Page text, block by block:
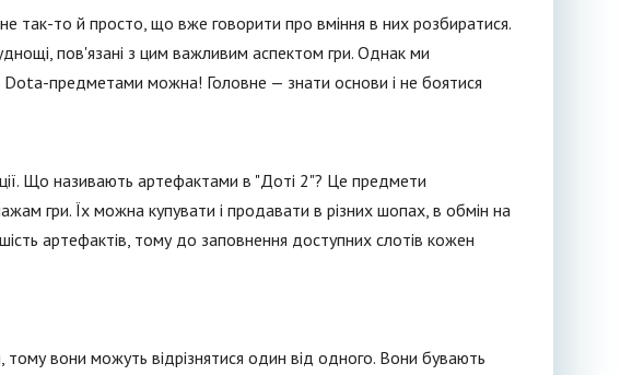
не так-то й просто, що вже говорити про вміння в них розбиратися.
пов'язані з цим важливим аспектом гри. Однак ми
Dota-предметами можна! Головне — знати основи і не боятися
Що називають артефактами в "Доті 2"? Це предмети
гри. Їх можна купувати і продавати в різних шопах, в обмін на
артефактів, тому до заповнення доступних слотів кожен
вони можуть відрізнятися один від одного. Вони бувають